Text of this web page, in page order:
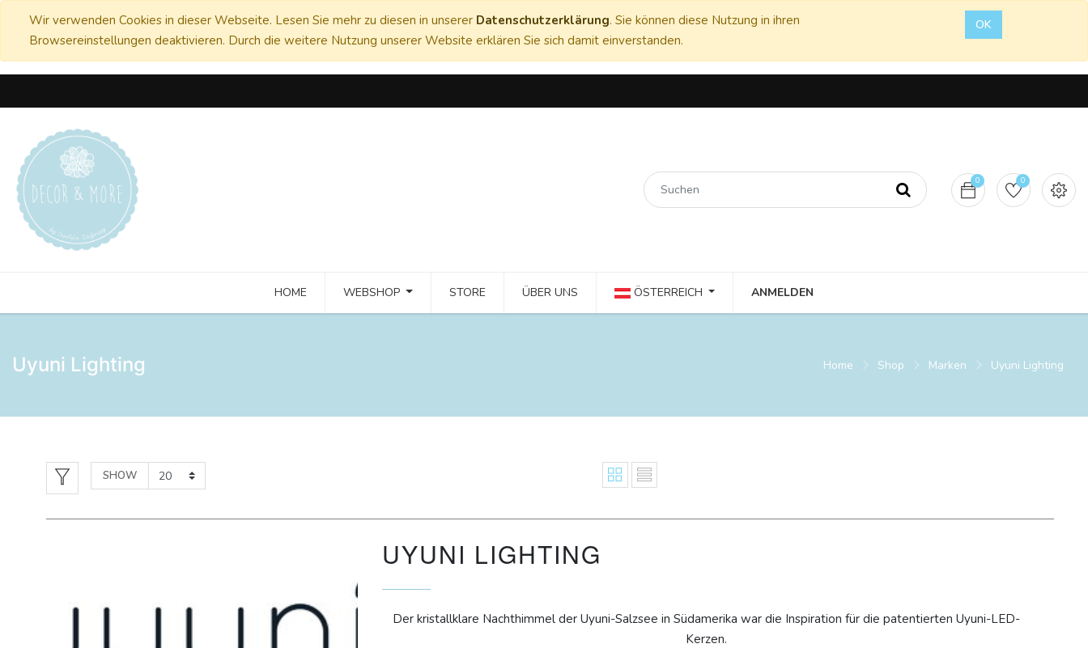
Wir verwenden Cookies in dieser Webseite. Lesen Sie mehr zu diesen in unserer Datenschutzerklärung. Sie können diese Nutzung in ihren
Browsereinstellungen deaktivieren. Durch die weitere Nutzung unserer Website erklären Sie sich damit einverstanden.
OK
0 0
HOME WEBSHOP STORE ÜBER UNS ÖSTERREICH ANMELDEN
Uyuni Lighting Home Shop Marken Uyuni Lighting
SHOW
UYUNI LIGHTING
Der kristallklare Nachthimmel der Uyuni-Salzsee in Südamerika war die Inspiration für die patentierten Uyuni-LED-
Kerzen.